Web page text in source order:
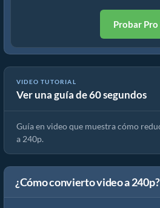
Probar Pro
VIDEO TUTORIAL
Ver una guía de 60 segundos
Cómo reducir la resolución de video a
Guía en video que muestra cómo
a 240p.
¿Cómo convierto video a 240p?